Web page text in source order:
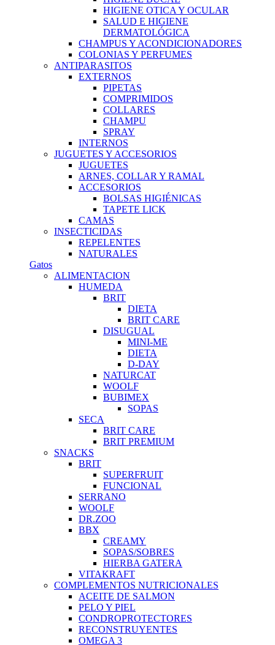
HIGIENE OTICA Y OCULAR
SALUD E HIGIENE
DERMATOLÓGICA
CHAMPUS Y ACONDICIONADORES
COLONIAS Y PERFUMES
ANTIPARASITOS
EXTERNOS
PIPETAS
COMPRIMIDOS
COLLARES
CHAMPU
SPRAY
INTERNOS
JUGUETES Y ACCESORIOS
JUGUETES
ARNES, COLLAR Y RAMAL
ACCESORIOS
BOLSAS HIGIÉNICAS
TAPETE LICK
CAMAS
INSECTICIDAS
REPELENTES
NATURALES
Gatos
ALIMENTACION
HUMEDA
BRIT
DIETA
BRIT CARE
DISUGUAL
MINI-ME
DIETA
D-DAY
NATURCAT
WOOLF
BUBIMEX
SOPAS
SECA
BRIT CARE
BRIT PREMIUM
SNACKS
BRIT
SUPERFRUIT
FUNCIONAL
SERRANO
WOOLF
DR.ZOO
BBX
CREAMY
SOPAS/SOBRES
HIERBA GATERA
VITAKRAFT
COMPLEMENTOS NUTRICIONALES
ACEITE DE SALMON
PELO Y PIEL
CONDROPROTECTORES
RECONSTRUYENTES
OMEGA 3